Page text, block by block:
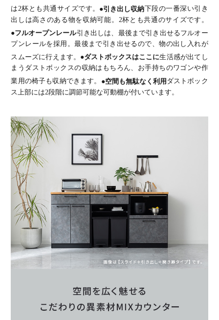
は2杯とも共通サイズです。 ●引き出し収納下段の一番深い引き
出しは高さのある物を収納可能。2杯とも共通のサイズです。
●フルオープンレール引き出しは、最後まで引き出せるフルオー
プンレールを採用。最後まで引き出せるので、物の出し入れが
スムーズに行えます。 ●ダストボックスはここに生活感が出てし
まうダストボックスの収納はもちろん、お手持ちのワゴンや作
業用の椅子も収納できます。 ●空間も無駄なく利用 ダストボック
ス上部には2段階に調節可能な可動棚が付いています。